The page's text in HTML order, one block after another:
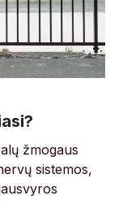
žmogaus
sistemos,